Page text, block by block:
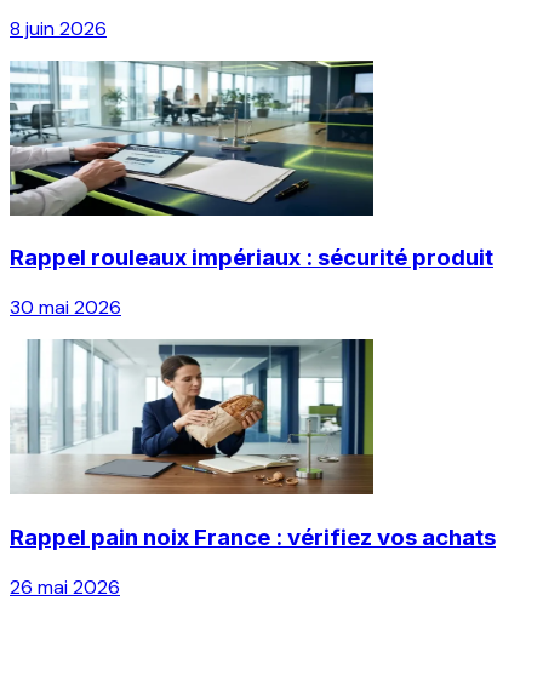
8 juin 2026
Rappel rouleaux impériaux : sécurité produit
30 mai 2026
Rappel pain noix France : vérifiez vos achats
26 mai 2026